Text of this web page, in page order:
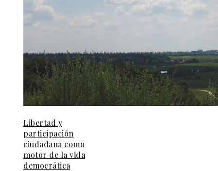
Libertad y
participación
ciudadana como
motor de la vida
democrática